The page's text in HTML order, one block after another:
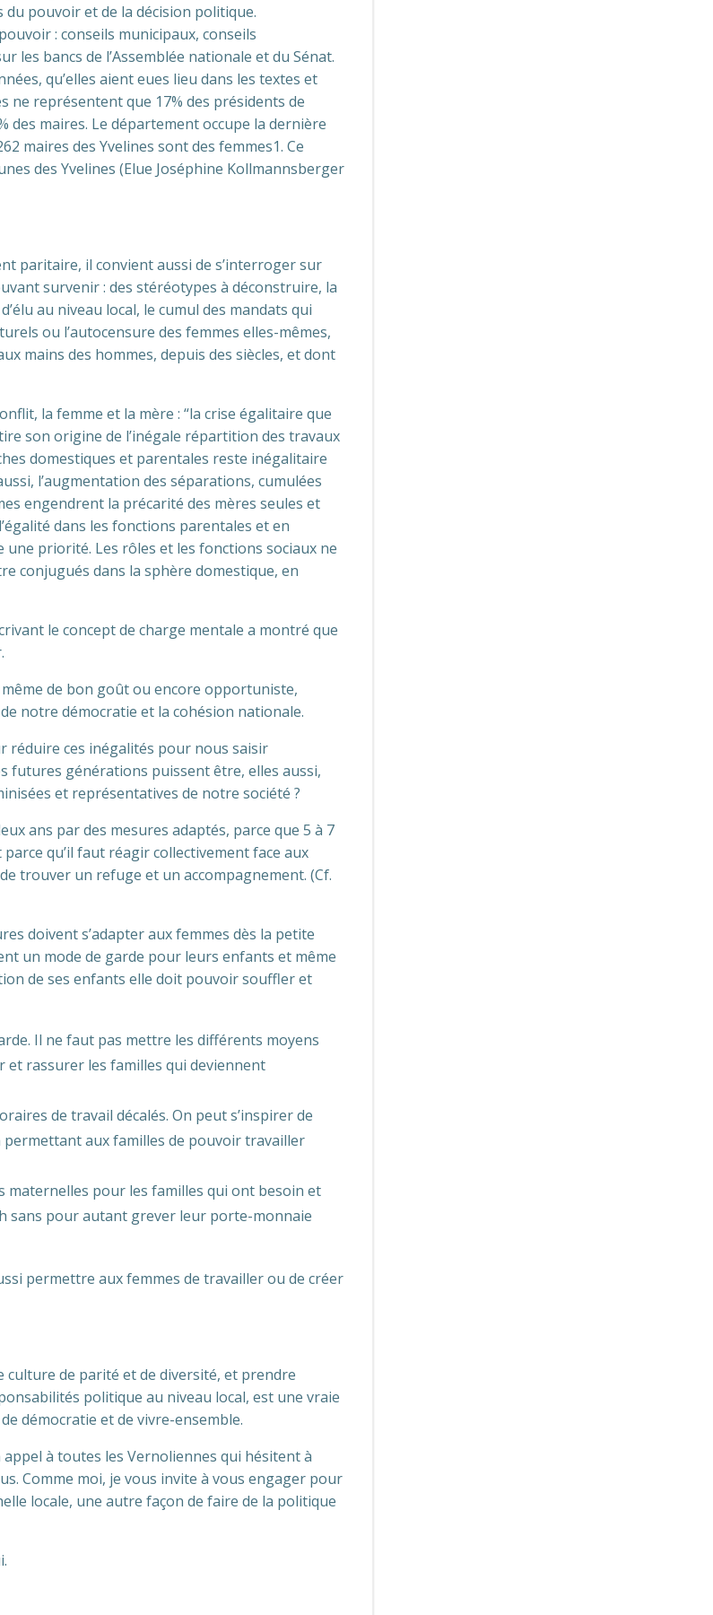
du pouvoir et de la décision politique.
: conseils municipaux, conseils
les bancs de l’Assemblée nationale et du Sénat.
qu’elles aient eues lieu dans les textes et
ne représentent que 17% des présidents de
des maires. Le département occupe la dernière
maires des Yvelines sont des femmes1. Ce
des Yvelines (Elue Joséphine Kollmannsberger
paritaire, il convient aussi de s’interroger sur
survenir : des stéréotypes à déconstruire, la
au niveau local, le cumul des mandats qui
ou l’autocensure des femmes elles-mêmes,
mains des hommes, depuis des siècles, et dont
la femme et la mère : “la crise égalitaire que
son origine de l’inégale répartition des travaux
domestiques et parentales reste inégalitaire
l’augmentation des séparations, cumulées
engendrent la précarité des mères seules et
dans les fonctions parentales et en
une priorité. Les rôles et les fonctions sociaux ne
conjugués dans la sphère domestique, en
le concept de charge mentale a montré que
de bon goût ou encore opportuniste,
notre démocratie et la cohésion nationale.
réduire ces inégalités pour nous saisir
futures générations puissent être, elles aussi,
et représentatives de notre société ?
ans par des mesures adaptés, parce que 5 à 7
qu’il faut réagir collectivement face aux
trouver un refuge et un accompagnement. (Cf.
doivent s’adapter aux femmes dès la petite
un mode de garde pour leurs enfants et même
de ses enfants elle doit pouvoir souffler et
Il ne faut pas mettre les différents moyens
rassurer les familles qui deviennent
de travail décalés. On peut s’inspirer de
aux familles de pouvoir travailler
maternelles pour les familles qui ont besoin et
sans pour autant grever leur porte-monnaie
permettre aux femmes de travailler ou de créer
de parité et de diversité, et prendre
politique au niveau local, est une vraie
démocratie et de vivre-ensemble.
à toutes les Vernoliennes qui hésitent à
Comme moi, je vous invite à vous engager pour
locale, une autre façon de faire de la politique